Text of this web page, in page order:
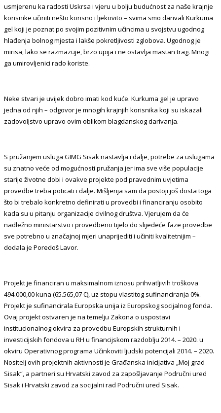
usmjerenu ka radosti Uskrsa i vjeru u bolju budućnost za naše krajnje
korisnike učiniti nešto korisno i ljekovito – svima smo darivali Kurkuma
gel koji je poznat po svojim pozitivnim učincima u svojstvu ugodnog
hlađenja bolnog mjesta i lakše pokretljivosti zglobova. Ugodnog je
mirisa, lako se razmazuje, brzo upija i ne ostavlja mastan trag. Mnogi
ga umirovljenici rado koriste.
Neke stvari je uvijek dobro imati kod kuće. Kurkuma gel je upravo
jedna od njih – odgovor je mnogih krajnjih korisnika koji su iskazali
zadovoljstvo upravo ovim oblikom blagdanskog darivanja.
S pružanjem usluga GIMG Sisak nastavlja i dalje, potrebe za uslugama
su znatno veće od mogućnosti pružanja jer ima sve više populacije
starije životne dobi i ovakve projekte pod pravednim uvjetima
provedbe treba poticati i dalje. Mišljenja sam da postoji još dosta toga
što bi trebalo konkretno definirati u provedbi i financiranju osobito
kada su u pitanju organizacije civilnog društva. Vjerujem da će
nadležno ministarstvo i provedbeno tijelo do slijedeće faze provedbe
sve potrebno u značajnoj mjeri unaprijediti i učiniti kvalitetnijim –
dodala je Poredoš Lavor.
Projekt je financiran u maksimalnom iznosu prihvatljivih troškova
494.000,00 kuna (65.565,07 €), uz stopu vlastitog sufinanciranja 0%.
Projekt je sufinancirala Europska unija iz Europskog socijalnog fonda.
Ovaj projekt ostvaren je na temelju Zakona o uspostavi
institucionalnog okvira za provedbu Europskih strukturnih i
investicijskih fondova u RH u financijskom razdoblju 2014. – 2020. u
okviru Operativnog programa Učinkoviti ljudski potencijali 2014. – 2020.
Nositelj ovih projektnih aktivnosti je Građanska inicijativa „Moj grad
Sisak“, a partneri su Hrvatski zavod za zapošljavanje Područni ured
Sisak i Hrvatski zavod za socijalni rad Područni ured Sisak.